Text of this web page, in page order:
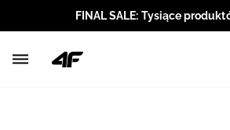
FINAL SALE: Tysiące